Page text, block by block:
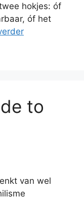
hokjes: óf
óf het
to
van wel